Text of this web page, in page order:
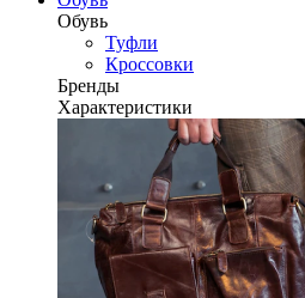
Обувь
Туфли
Кроссовки
Бренды
Характеристики